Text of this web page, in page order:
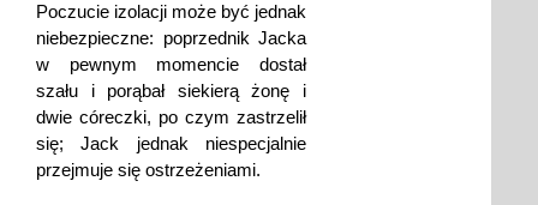
Poczucie izolacji może być jednak
niebezpieczne: poprzednik Jacka
w pewnym momencie dostał
szału i porąbał siekierą żonę i
dwie córeczki, po czym zastrzelił
się; Jack jednak niespecjalnie
przejmuje się ostrzeżeniami.